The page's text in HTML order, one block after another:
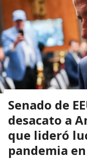
Senado de
desacato a
que lideró
pandemia